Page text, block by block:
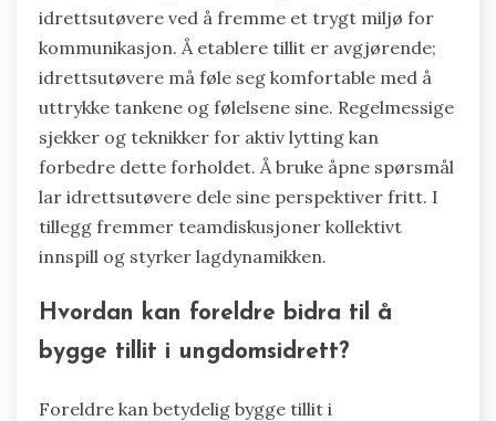
idrettsutøvere ved å fremme et trygt miljø for
kommunikasjon. Å etablere tillit er avgjørende;
idrettsutøvere må føle seg komfortable med å
uttrykke tankene og følelsene sine. Regelmessige
sjekker og teknikker for aktiv lytting kan
forbedre dette forholdet. Å bruke åpne spørsmål
lar idrettsutøvere dele sine perspektiver fritt. I
tillegg fremmer teamdiskusjoner kollektivt
innspill og styrker lagdynamikken.
Hvordan kan foreldre bidra til å
bygge tillit i ungdomsidrett?
Foreldre kan betydelig bygge tillit i